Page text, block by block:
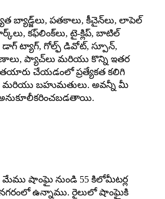
బ్యాడ్జ్‌లు, పతకాలు, కీచైన్‌లు, లాపెల్
కఫ్‌లింక్‌లు, టై-క్లిప్, బాటిల్
డాగ్ ట్యాగ్, గోల్ఫ్ డివోట్, స్పూన్,
ప్యాచ్‌లు మరియు కొన్ని ఇతర
తయారు చేయడంలో ప్రత్యేకత కలిగి
మరియు బహుమతులు. అవన్నీ మీ
అనుకూలీకరించబడతాయి.
మేము షాంఘై నుండి 55 కిలోమీటర్ల
నగరంలో ఉన్నాము. రైలులో షాంఘైకి